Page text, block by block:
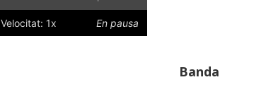
Lent
Velocitat: 1x En pausa
Banda